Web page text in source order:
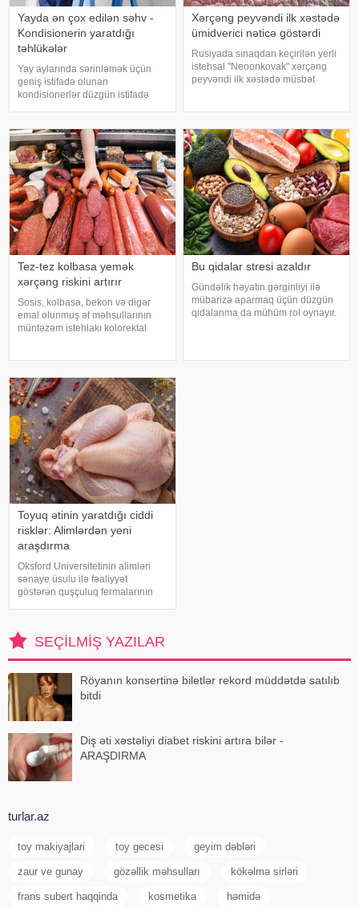
Yayda ən çox edilən səhv -
Kondisionerin yaratdığı
təhlükələr
Yay aylarında sərinləmək üçün
geniş istifadə olunan
kondisionerlər düzgün istifadə
xəbər verir ki, ani temperatur
dəyişiklikləri, quru hava və
baxımsız kondisionerlərd
Xərçəng peyvəndi ilk xəstədə
ümidverici nəticə göstərdi
Rusiyada sınaqdan keçirilən yerli
istehsal "Neoonkovak" xərçəng
peyvəndi ilk xəstədə müsbət
Epidemiologiya və Mikrobiologiya
Mərkəzini
Tez-tez kolbasa yemək
xərçəng riskini artırır
Sosis, kolbasa, bekon və digər
emal olunmuş ət məhsullarının
müntəzəm istehlakı kolorektal
Nazirliyinin Milli Kliniki
Endokrinologiy
Bu qidalar stresi azaldır
Gündəlik həyatın gərginliyi ilə
mübarizə aparmaq üçün düzgün
qidalanma da mühüm rol oynayır.
Toyuq ətinin yaratdığı ciddi
risklər: Alimlərdən yeni
araşdırma
Oksford Universitetinin alimləri
sənaye üsulu ilə fəaliyyət
göstərən quşçuluq fermalarının
biləcəyini bildiriblər. xəbər verir ki,
araşdırma zamanı son 45 i
SEÇILMIŞ YAZILAR
Röyanın konsertinə biletlər rekord müddətdə satılıb
bitdi
Diş əti xəstəliyi diabet riskini artıra bilər -
ARAŞDIRMA
turlar.az
toy makiyajlari toy gecesi geyim dəbləri
zaur ve gunay gözəllik məhsulları kökəlmə sirləri
frans subert haqqinda kosmetika həmidə